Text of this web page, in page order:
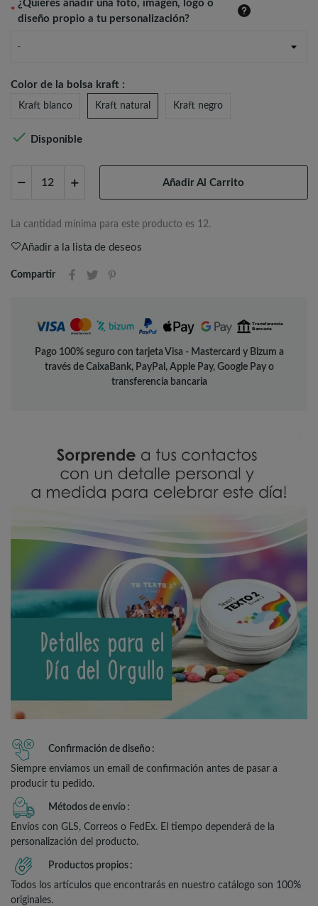
*
¿Quieres añadir una foto, imagen, logo o
diseño propio a tu personalización?
-
Color de la bolsa kraft :
Kraft blanco Kraft natural Kraft negro
 Disponible
Añadir Al Carrito
La cantidad mínima para este producto es 12.
Añadir a la lista de deseos
Compartir
Pago 100% seguro con tarjeta Visa - Mastercard y Bizum a
través de CaixaBank, PayPal, Apple Pay, Google Pay o
transferencia bancaria
Confirmación de diseño
Siempre enviamos un email de confirmación antes de pasar a
producir tu pedido.
Métodos de envío
Envíos con GLS, Correos o FedEx. El tiempo dependerá de la
personalización del producto.
Productos propios
Todos los artículos que encontrarás en nuestro catálogo son 100%
originales.